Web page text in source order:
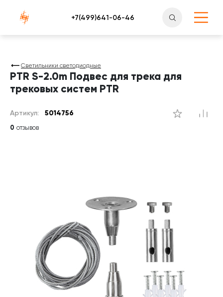
Атлантснаб
Светильники светодиодные
PTR S-2.0m Подвес для трека для
трековых систем PTR
Артикул: 5014756